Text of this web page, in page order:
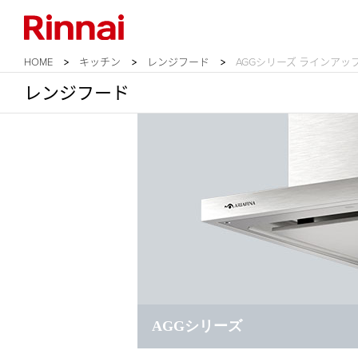
HOME キッチン レンジフード AGGシリーズ ラインアッ
レンジフード
AGGシリーズ